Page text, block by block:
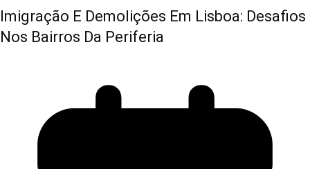
Imigração E Demolições Em Lisboa: Desafios
Nos Bairros Da Periferia